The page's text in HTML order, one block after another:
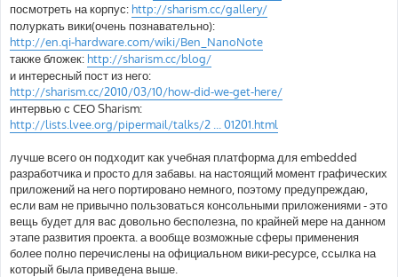
посмотреть на корпус: http://sharism.cc/gallery/
полуркать вики(очень познавательно):
http://en.qi-hardware.com/wiki/Ben_NanoNote
также бложек: http://sharism.cc/blog/
и интересный пост из него:
http://sharism.cc/2010/03/10/how-did-we-get-here/
интервью с CEO Sharism:
http://lists.lvee.org/pipermail/talks/2 ... 01201.html
лучше всего он подходит как учебная платформа для embedded
разработчика и просто для забавы. на настоящий момент графических
приложений на него портировано немного, поэтому предупреждаю,
если вам не привычно пользоваться консольными приложениями - это
вещь будет для вас довольно бесполезна, по крайней мере на данном
этапе развития проекта. а вообще возможные сферы применения
более полно перечислены на официальном вики-ресурсе, ссылка на
который была приведена выше.